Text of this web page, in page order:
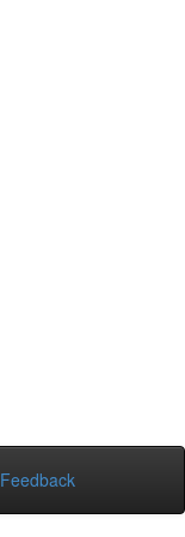
Feedback